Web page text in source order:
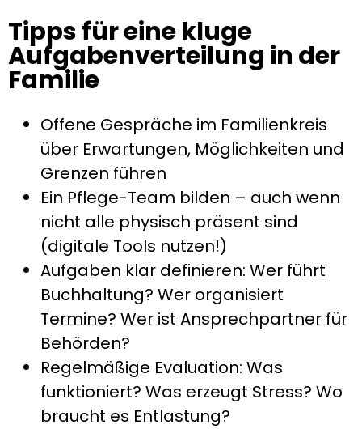
Tipps für eine kluge
Aufgabenverteilung in der
Familie
Offene Gespräche im Familienkreis
über Erwartungen, Möglichkeiten und
Grenzen führen
Ein Pflege-Team bilden – auch wenn
nicht alle physisch präsent sind
(digitale Tools nutzen!)
Aufgaben klar definieren: Wer führt
Buchhaltung? Wer organisiert
Termine? Wer ist Ansprechpartner für
Behörden?
Regelmäßige Evaluation: Was
funktioniert? Was erzeugt Stress? Wo
braucht es Entlastung?